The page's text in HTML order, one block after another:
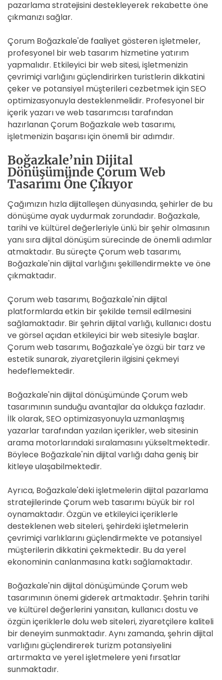
pazarlama stratejisini destekleyerek rekabette öne
çıkmanızı sağlar.
Çorum Boğazkale'de faaliyet gösteren işletmeler,
profesyonel bir web tasarım hizmetine yatırım
yapmalıdır. Etkileyici bir web sitesi, işletmenizin
çevrimiçi varlığını güçlendirirken turistlerin dikkatini
çeker ve potansiyel müşterileri cezbetmek için SEO
optimizasyonuyla desteklenmelidir. Profesyonel bir
içerik yazarı ve web tasarımcısı tarafından
hazırlanan Çorum Boğazkale web tasarımı,
işletmenizin başarısı için önemli bir adımdır.
Boğazkale’nin Dijital
Dönüşümünde Çorum Web
Tasarımı Öne Çıkıyor
Çağımızın hızla dijitalleşen dünyasında, şehirler de bu
dönüşüme ayak uydurmak zorundadır. Boğazkale,
tarihi ve kültürel değerleriyle ünlü bir şehir olmasının
yanı sıra dijital dönüşüm sürecinde de önemli adımlar
atmaktadır. Bu süreçte Çorum web tasarımı,
Boğazkale'nin dijital varlığını şekillendirmekte ve öne
çıkmaktadır.
Çorum web tasarımı, Boğazkale'nin dijital
platformlarda etkin bir şekilde temsil edilmesini
sağlamaktadır. Bir şehrin dijital varlığı, kullanıcı dostu
ve görsel açıdan etkileyici bir web sitesiyle başlar.
Çorum web tasarımı, Boğazkale'ye özgü bir tarz ve
estetik sunarak, ziyaretçilerin ilgisini çekmeyi
hedeflemektedir.
Boğazkale'nin dijital dönüşümünde Çorum web
tasarımının sunduğu avantajlar da oldukça fazladır.
İlk olarak, SEO optimizasyonuyla uzmanlaşmış
yazarlar tarafından yazılan içerikler, web sitesinin
arama motorlarındaki sıralamasını yükseltmektedir.
Böylece Boğazkale'nin dijital varlığı daha geniş bir
kitleye ulaşabilmektedir.
Ayrıca, Boğazkale'deki işletmelerin dijital pazarlama
stratejilerinde Çorum web tasarımı büyük bir rol
oynamaktadır. Özgün ve etkileyici içeriklerle
desteklenen web siteleri, şehirdeki işletmelerin
çevrimiçi varlıklarını güçlendirmekte ve potansiyel
müşterilerin dikkatini çekmektedir. Bu da yerel
ekonominin canlanmasına katkı sağlamaktadır.
Boğazkale'nin dijital dönüşümünde Çorum web
tasarımının önemi giderek artmaktadır. Şehrin tarihi
ve kültürel değerlerini yansıtan, kullanıcı dostu ve
özgün içeriklerle dolu web siteleri, ziyaretçilere kaliteli
bir deneyim sunmaktadır. Aynı zamanda, şehrin dijital
varlığını güçlendirerek turizm potansiyelini
artırmakta ve yerel işletmelere yeni fırsatlar
sunmaktadır.